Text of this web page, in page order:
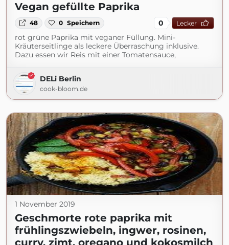
Vegan gefüllte Paprika
48 0 Speichern 0 Lecker
rot grüne Paprika mit veganer Füllung. Mini-
Kräuterseitlinge als leckere Überraschung inklusive.
Dazu essen wir Reis mit einer Tomatensauce,
DELi Berlin
cook-bloom.de
1 November 2019
Geschmorte rote paprika mit
frühlingszwiebeln, ingwer, rosinen,
curry, zimt, oregano und kokosmilch